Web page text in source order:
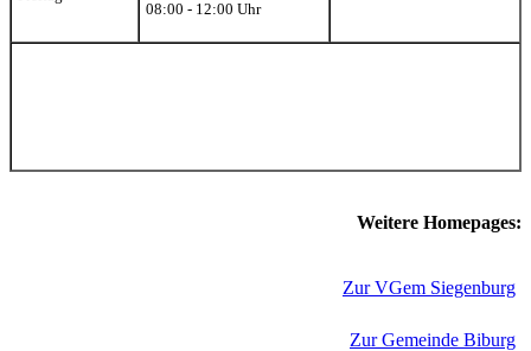
08:00 - 12:00 Uhr
Weitere Homepages:
Zur VGem Siegenburg
Zur Gemeinde Biburg